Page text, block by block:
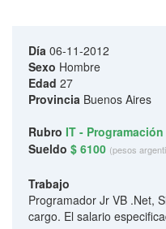
Día 06-11-2012
Sexo Hombre
Edad 27
Provincia Buenos Aires
Rubro IT - Programación
Sueldo $ 6100 (pesos
Trabajo
Programador Jr VB .Net,
cargo. El salario